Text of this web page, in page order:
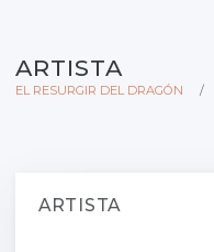
ARTISTA
EL RESURGIR DEL DRAGÓN
ARTISTA